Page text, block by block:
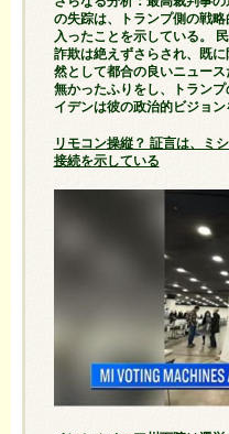
の失踪は、トランプ側の戦
入ったことを示している。
詐欺は絶えずさらされ​​、既
然として都合の良いニュー
無かったふりをし、トラン
イデンは彼の政治的ビジョン
リモコン操縦？ 証言は、ミ
接続を示している